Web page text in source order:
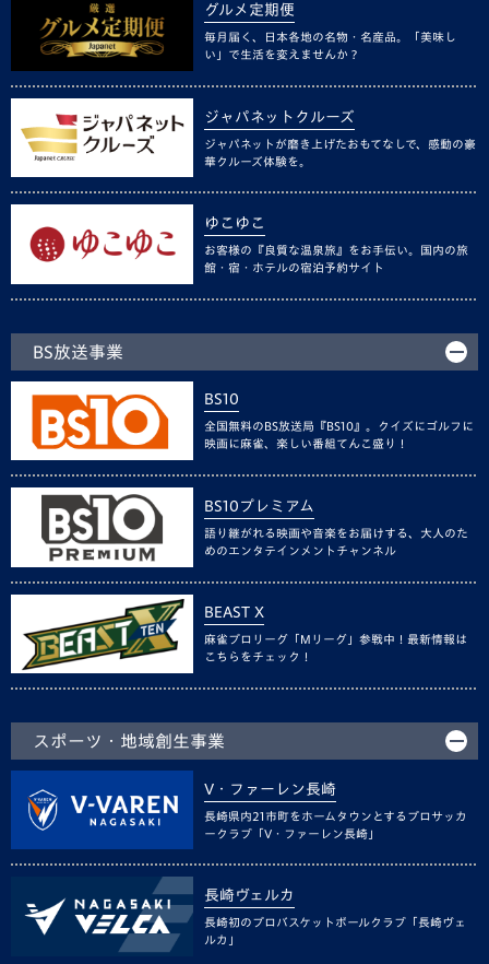
グルメ定期便
毎月届く、日本各地の名物・名産品。「美味し
い」で生活を変えませんか？
ジャパネットクルーズ
ジャパネットが磨き上げたおもてなしで、感動の豪
華クルーズ体験を。
ゆこゆこ
お客様の『良質な温泉旅』をお手伝い。国内の旅
館・宿・ホテルの宿泊予約サイト
BS放送事業
BS10
全国無料のBS放送局『BS10』。クイズにゴルフに
映画に麻雀、楽しい番組てんこ盛り！
BS10プレミアム
語り継がれる映画や音楽をお届けする、大人のた
めのエンタテインメントチャンネル
BEAST X
麻雀プロリーグ「Mリーグ」参戦中！最新情報は
こちらをチェック！
スポーツ・地域創生事業
V・ファーレン長崎
長崎県内21市町をホームタウンとするプロサッカ
ークラブ「V・ファーレン長崎」
長崎ヴェルカ
長崎初のプロバスケットボールクラブ「長崎ヴェ
ルカ」